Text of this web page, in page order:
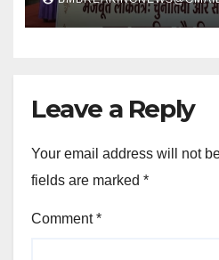
Leave a Reply
Your email address will not
fields are marked *
Comment*